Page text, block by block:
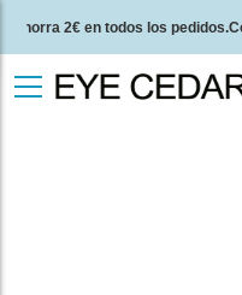
Ahorra 2€ en todos los
2 años de garantía de calidad y